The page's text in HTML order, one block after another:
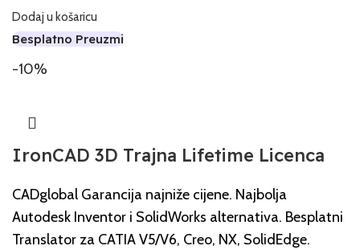
Dodaj u košaricu
Besplatno Preuzmi
-10%
IronCAD 3D Trajna Lifetime Licenca
CADglobal Garancija najniže cijene. Najbolja
Autodesk Inventor i SolidWorks alternativa. Besplatni
Translator za CATIA V5/V6, Creo, NX, SolidEdge.